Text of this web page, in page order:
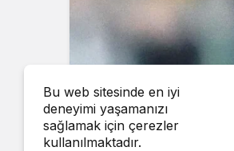
Bu web sitesinde en iyi
deneyimi yaşamanızı
sağlamak için çerezler
kullanılmaktadır.